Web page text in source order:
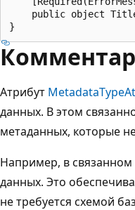
public object
Атрибут
данных. В этом
метаданных, которые
Например, в
данных. Это
не требуется схемой